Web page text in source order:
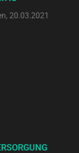
20.03.2021